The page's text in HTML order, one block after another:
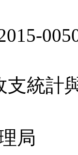
統計
局